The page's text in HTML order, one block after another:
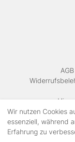
Wir nutzen Cookies
essenziell, während
Erfahrung zu